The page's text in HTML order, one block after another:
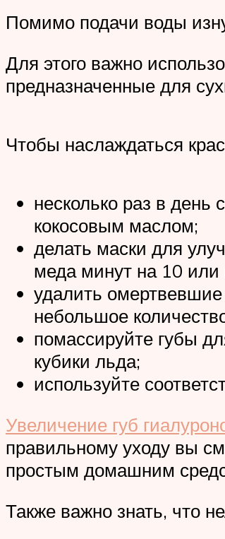
Помимо подачи воды
Для этого важно
предназначенные для
Чтобы наслаждаться
несколько раз в
кокосовым маслом;
делать маски для
меда минут на 10
удалить
небольшое
помассируйте губы
кубики льда;
используйте
Увеличение губ
правильному уходу вы
простым домашним
Также важно знать, что